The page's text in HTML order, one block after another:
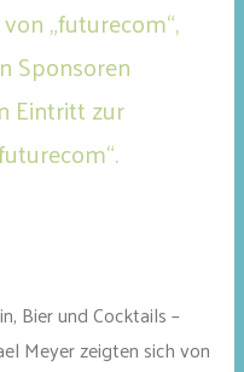
„futurecom“,
Sponsoren
Eintritt zur
Bier und Cocktails –
Meyer zeigten sich von